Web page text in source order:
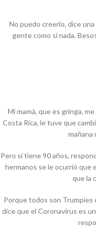
No puedo creerlo, dice
gente como si nada.
Mi mamá, que es gringa,
Costa Rica, le tuve que
mañana
Pero si tiene 90 años,
hermanos se le ocurrió que
que la
Porque todos son Trumpies
dice que el Coronavirus es